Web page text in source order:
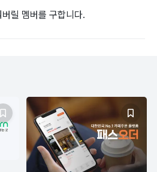
릴 멤버를 구합니다.